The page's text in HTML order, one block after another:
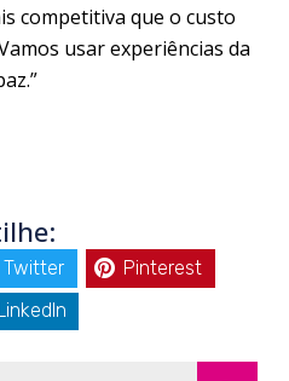
competitiva que o custo
usar experiências da
Twitter
Pinterest
LinkedIn